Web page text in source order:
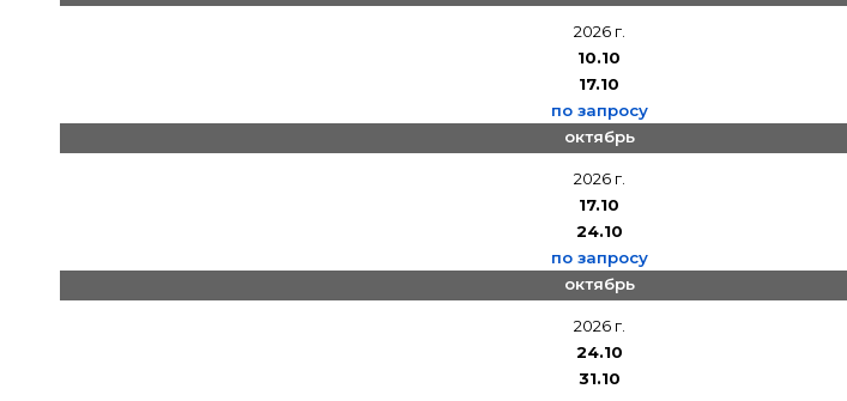
2026 г.
10.10
17.10
по запросу
октябрь
2026 г.
17.10
24.10
по запросу
октябрь
2026 г.
24.10
31.10